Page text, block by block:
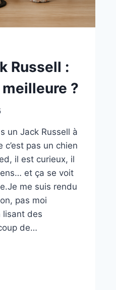
Russell :
?
un Jack Russell à
pas un chien
il est curieux, il
et ça se voit
me suis rendu
pas moi
lisant des
de…